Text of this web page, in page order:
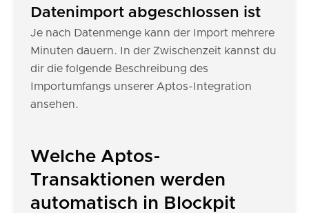
Datenimport abgeschlossen ist
Je nach Datenmenge kann der Import mehrere
Minuten dauern. In der Zwischenzeit kannst du
dir die folgende Beschreibung des
Importumfangs unserer Aptos-Integration
ansehen.
Welche Aptos-
Transaktionen werden
automatisch in Blockpit